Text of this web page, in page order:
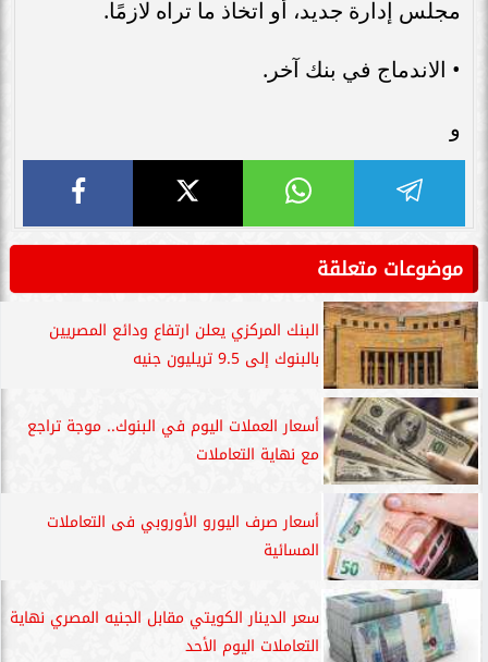
مجلس إدارة جديد، أو اتخاذ ما تراه لازمًا.
• الاندماج في بنك آخر.
و
موضوعات متعلقة
البنك المركزي يعلن ارتفاع ودائع المصريين
بالبنوك إلى 9.5 تريليون جنيه
أسعار العملات اليوم في البنوك.. موجة تراجع
مع نهاية التعاملات
أسعار صرف اليورو الأوروبي فى التعاملات
المسائية
سعر الدينار الكويتي مقابل الجنيه المصري نهاية
التعاملات اليوم الأحد